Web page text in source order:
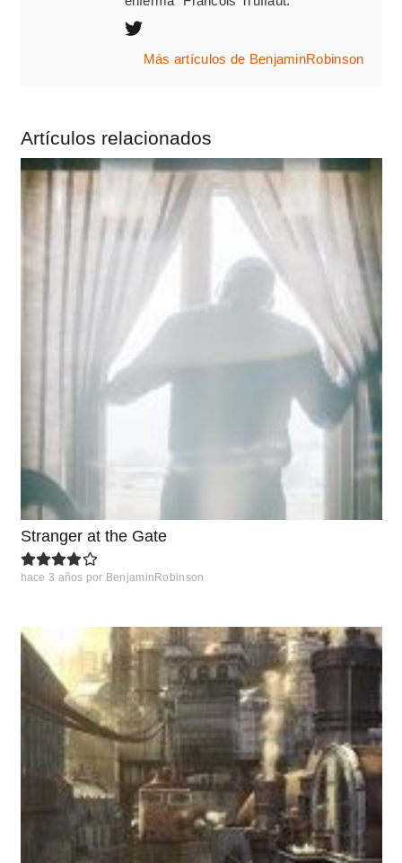
Más artículos de BenjaminRobinson
Artículos relacionados
Stranger at the Gate
hace 3 años por BenjaminRobinson